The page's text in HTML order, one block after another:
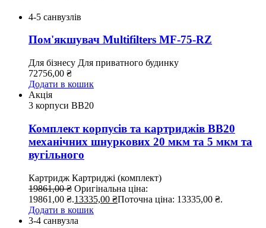
4-5 санвузлів
Пом'якшувач Multifilters MF-75-RZ
Для бізнесу Для приватного будинку
72756,00 ₴
Додати в кошик
Акція
3 корпуси ВВ20
Комплект корпусів та картриджів BB20
механічних шнуркових 20 мкм та 5 мкм та
вугільного
Картридж Картриджі (комплект)
19861,00₴ Оригінальна ціна:
19861,00 ₴.13335,00 ₴Поточна ціна: 13335,00 ₴.
Додати в кошик
3-4 санвузла